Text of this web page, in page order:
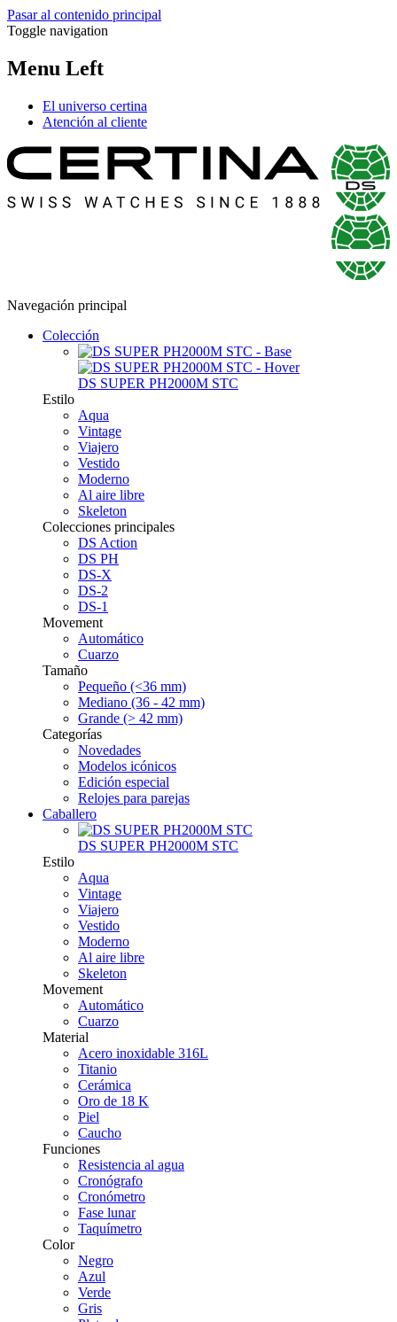
Pasar al contenido principal
Toggle navigation
Menu Left
El universo certina
Atención al cliente
Navegación principal
Colección
DS SUPER PH2000M STC
Estilo
Aqua
Vintage
Viajero
Vestido
Moderno
Al aire libre
Skeleton
Colecciones principales
DS Action
DS PH
DS-X
DS-2
DS-1
Movement
Automático
Cuarzo
Tamaño
Pequeño (<36 mm)
Mediano (36 - 42 mm)
Grande (> 42 mm)
Categorías
Novedades
Modelos icónicos
Edición especial
Relojes para parejas
Caballero
DS SUPER PH2000M STC
Estilo
Aqua
Vintage
Viajero
Vestido
Moderno
Al aire libre
Skeleton
Movement
Automático
Cuarzo
Material
Acero inoxidable 316L
Titanio
Cerámica
Oro de 18 K
Piel
Caucho
Funciones
Resistencia al agua
Cronógrafo
Cronómetro
Fase lunar
Taquímetro
Color
Negro
Azul
Verde
Gris